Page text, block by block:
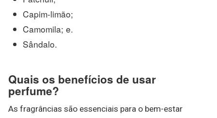
Capim-limão;
Camomila; e.
Sândalo.
Quais os benefícios de usar
perfume?
As fragrâncias são essenciais para o bem-estar